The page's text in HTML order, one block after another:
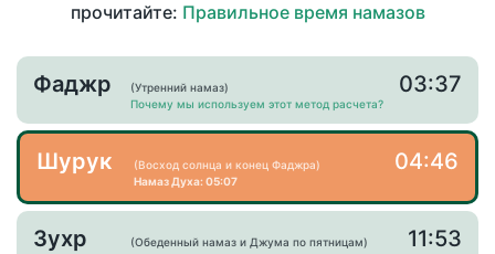
прочитайте: Правильное время намазов
Фаджр
(Утренний намаз)
Почему мы используем этот метод расчета?
03:37
Шурук
(Восход солнца и конец Фаджра)
Намаз Духа: 05:07
04:46
Зухр (Обеденный намаз и Джума по пятницам) 11:53